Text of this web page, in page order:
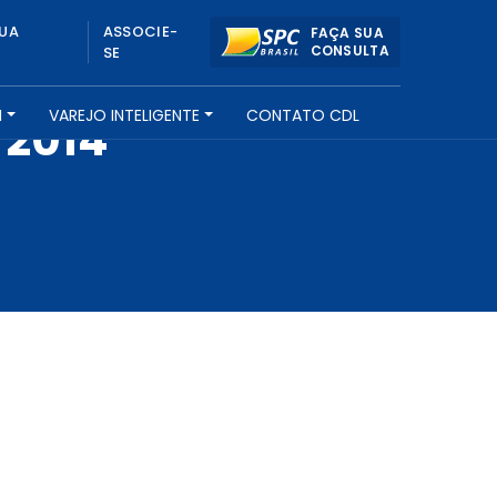
ASSOCIE-
SE
FAÇA SUA
CONSULTA
VAREJO INTELIGENTE CONTATO CDL
2014